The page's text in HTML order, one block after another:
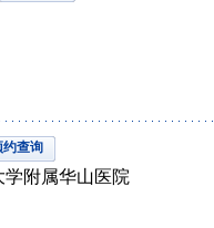
约查询
学附属华山医院